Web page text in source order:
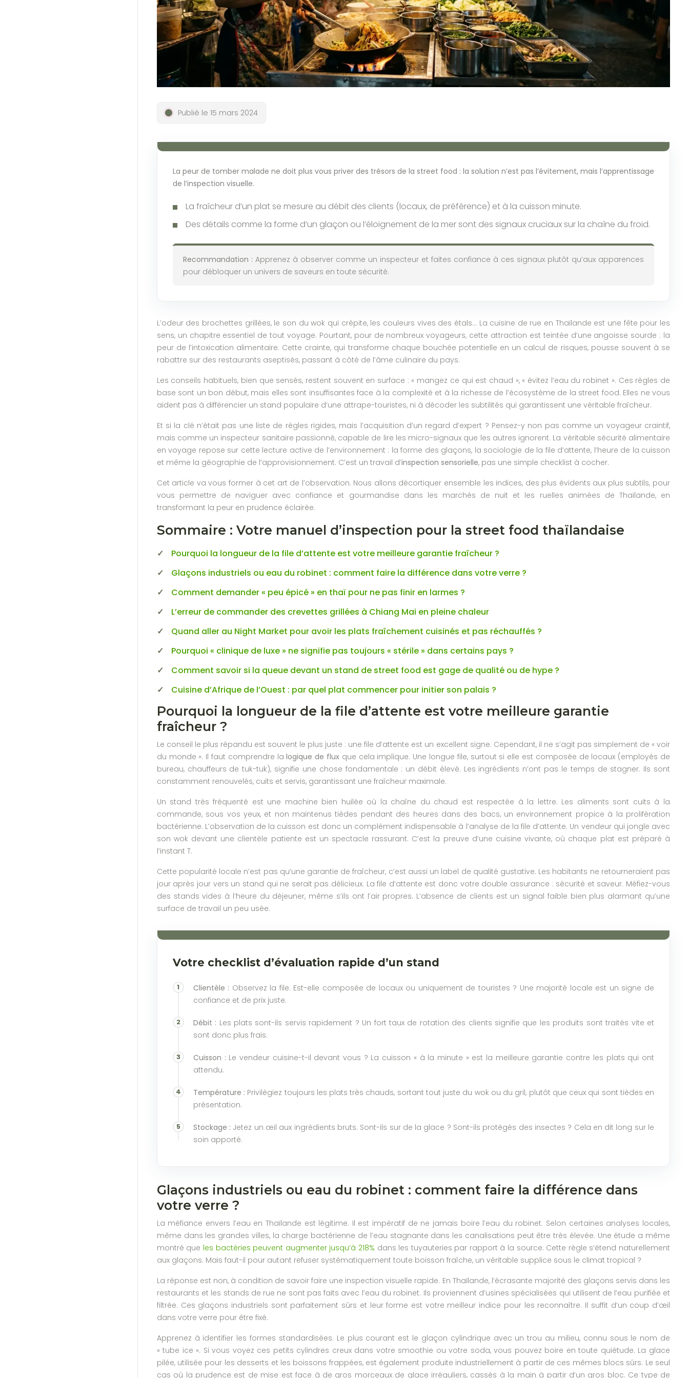
Publié le 15 mars 2024
La peur de tomber malade ne doit plus vous priver des trésors de la street food : la solution n’est pas l’évitement, mais l’apprentissage
de l’inspection visuelle.
La fraîcheur d’un plat se mesure au débit des clients (locaux, de préférence) et à la cuisson minute.
Des détails comme la forme d’un glaçon ou l’éloignement de la mer sont des signaux cruciaux sur la chaîne du froid.
Recommandation : Apprenez à observer comme un inspecteur et faites confiance à ces signaux plutôt qu’aux apparences
pour débloquer un univers de saveurs en toute sécurité.
L’odeur des brochettes grillées, le son du wok qui crépite, les couleurs vives des étals… La cuisine de rue en Thaïlande est une fête pour les
sens, un chapitre essentiel de tout voyage. Pourtant, pour de nombreux voyageurs, cette attraction est teintée d’une angoisse sourde : la
peur de l’intoxication alimentaire. Cette crainte, qui transforme chaque bouchée potentielle en un calcul de risques, pousse souvent à se
rabattre sur des restaurants aseptisés, passant à côté de l’âme culinaire du pays.
Les conseils habituels, bien que sensés, restent souvent en surface : « mangez ce qui est chaud », « évitez l’eau du robinet ». Ces règles de
base sont un bon début, mais elles sont insuffisantes face à la complexité et à la richesse de l’écosystème de la street food. Elles ne vous
aident pas à différencier un stand populaire d’une attrape-touristes, ni à décoder les subtilités qui garantissent une véritable fraîcheur.
Et si la clé n’était pas une liste de règles rigides, mais l’acquisition d’un regard d’expert ? Pensez-y non pas comme un voyageur craintif,
mais comme un inspecteur sanitaire passionné, capable de lire les micro-signaux que les autres ignorent. La véritable sécurité alimentaire
en voyage repose sur cette lecture active de l’environnement : la forme des glaçons, la sociologie de la file d’attente, l’heure de la cuisson
et même la géographie de l’approvisionnement. C’est un travail d’inspection sensorielle, pas une simple checklist à cocher.
Cet article va vous former à cet art de l’observation. Nous allons décortiquer ensemble les indices, des plus évidents aux plus subtils, pour
vous permettre de naviguer avec confiance et gourmandise dans les marchés de nuit et les ruelles animées de Thaïlande, en
transformant la peur en prudence éclairée.
Sommaire : Votre manuel d’inspection pour la street food thaïlandaise
Pourquoi la longueur de la file d’attente est votre meilleure garantie fraîcheur ?
Glaçons industriels ou eau du robinet : comment faire la différence dans votre verre ?
Comment demander « peu épicé » en thaï pour ne pas finir en larmes ?
L’erreur de commander des crevettes grillées à Chiang Mai en pleine chaleur
Quand aller au Night Market pour avoir les plats fraîchement cuisinés et pas réchauffés ?
Pourquoi « clinique de luxe » ne signifie pas toujours « stérile » dans certains pays ?
Comment savoir si la queue devant un stand de street food est gage de qualité ou de hype ?
Cuisine d’Afrique de l’Ouest : par quel plat commencer pour initier son palais ?
Pourquoi la longueur de la file d’attente est votre meilleure garantie
fraîcheur ?
Le conseil le plus répandu est souvent le plus juste : une file d’attente est un excellent signe. Cependant, il ne s’agit pas simplement de « voir
du monde ». Il faut comprendre lalogique de flux que cela implique. Une longue file, surtout si elle est composée de locaux (employés de
bureau, chauffeurs de tuk-tuk), signifie une chose fondamentale : un débit élevé. Les ingrédients n’ont pas le temps de stagner. Ils sont
constamment renouvelés, cuits et servis, garantissant une fraîcheur maximale.
Un stand très fréquenté est une machine bien huilée où la chaîne du chaud est respectée à la lettre. Les aliments sont cuits à la
commande, sous vos yeux, et non maintenus tièdes pendant des heures dans des bacs, un environnement propice à la prolifération
bactérienne. L’observation de la cuisson est donc un complément indispensable à l’analyse de la file d’attente. Un vendeur qui jongle avec
son wok devant une clientèle patiente est un spectacle rassurant. C’est la preuve d’une cuisine vivante, où chaque plat est préparé à
l’instant T.
Cette popularité locale n’est pas qu’une garantie de fraîcheur, c’est aussi un label de qualité gustative. Les habitants ne retourneraient pas
jour après jour vers un stand qui ne serait pas délicieux. La file d’attente est donc votre double assurance : sécurité et saveur. Méfiez-vous
des stands vides à l’heure du déjeuner, même s’ils ont l’air propres. L’absence de clients est un signal faible bien plus alarmant qu’une
surface de travail un peu usée.
Votre checklist d’évaluation rapide d’un stand
Clientèle : Observez la file. Est-elle composée de locaux ou uniquement de touristes ? Une majorité locale est un signe de
confiance et de prix juste.
Débit : Les plats sont-ils servis rapidement ? Un fort taux de rotation des clients signifie que les produits sont traités vite et
sont donc plus frais.
Cuisson : Le vendeur cuisine-t-il devant vous ? La cuisson « à la minute » est la meilleure garantie contre les plats qui ont
attendu.
Température : Privilégiez toujours les plats très chauds, sortant tout juste du wok ou du gril, plutôt que ceux qui sont tièdes en
présentation.
Stockage : Jetez un œil aux ingrédients bruts. Sont-ils sur de la glace ? Sont-ils protégés des insectes ? Cela en dit long sur le
soin apporté.
Glaçons industriels ou eau du robinet : comment faire la différence dans
votre verre ?
La méfiance envers l’eau en Thaïlande est légitime. Il est impératif de ne jamais boire l’eau du robinet. Selon certaines analyses locales,
même dans les grandes villes, la charge bactérienne de l’eau stagnante dans les canalisations peut être très élevée. Une étude a même
montré que les bactéries peuvent augmenter jusqu’à 218% dans les tuyauteries par rapport à la source. Cette règle s’étend naturellement
aux glaçons. Mais faut-il pour autant refuser systématiquement toute boisson fraîche, un véritable supplice sous le climat tropical ?
La réponse est non, à condition de savoir faire une inspection visuelle rapide. En Thaïlande, l’écrasante majorité des glaçons servis dans les
restaurants et les stands de rue ne sont pas faits avec l’eau du robinet. Ils proviennent d’usines spécialisées qui utilisent de l’eau purifiée et
filtrée. Ces glaçons industriels sont parfaitement sûrs et leur forme est votre meilleur indice pour les reconnaître. Il suffit d’un coup d’œil
dans votre verre pour être fixé.
Apprenez à identifier les formes standardisées. Le plus courant est le glaçon cylindrique avec un trou au milieu, connu sous le nom de
« tube ice ». Si vous voyez ces petits cylindres creux dans votre smoothie ou votre soda, vous pouvez boire en toute quiétude. La glace
pilée, utilisée pour les desserts et les boissons frappées, est également produite industriellement à partir de ces mêmes blocs sûrs. Le seul
cas où la prudence est de mise est face à de gros morceaux de glace irréguliers, cassés à la main à partir d’un gros bloc. Ce type de